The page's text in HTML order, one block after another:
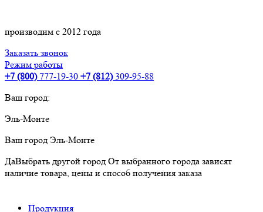
производим с 2012 года
Заказать звонок
Режим работы
+7 (800)777-19-30 +7 (812)309-95-88
Ваш город:
Эль-Монте
Ваш город Эль-Монте
ДаВыбрать другой город От выбранного города зависят
наличие товара, цены и способ получения заказа
Продукция